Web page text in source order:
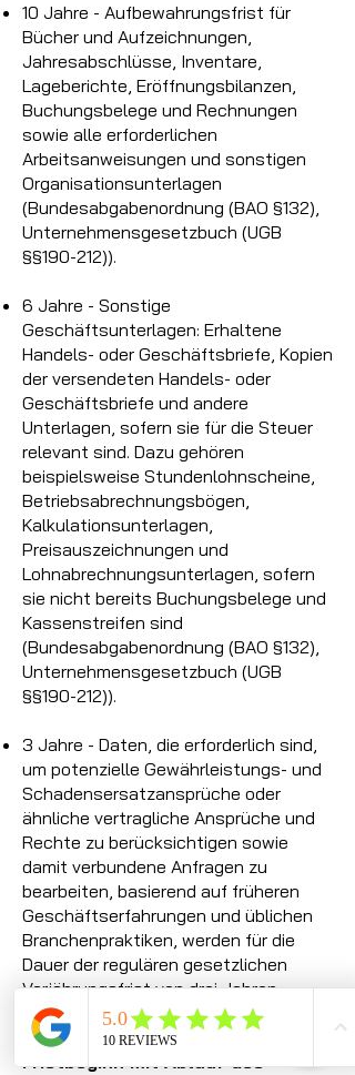
10 Jahre - Aufbewahrungsfrist für
Bücher und Aufzeichnungen,
Jahresabschlüsse, Inventare,
Lageberichte, Eröffnungsbilanzen,
Buchungsbelege und Rechnungen
sowie alle erforderlichen
Arbeitsanweisungen und sonstigen
Organisationsunterlagen
(Bundesabgabenordnung (BAO §132),
Unternehmensgesetzbuch (UGB
§§190-212)).
6 Jahre - Sonstige
Geschäftsunterlagen: Erhaltene
Handels- oder Geschäftsbriefe, Kopien
der versendeten Handels- oder
Geschäftsbriefe und andere
Unterlagen, sofern sie für die Steuer
relevant sind. Dazu gehören
beispielsweise Stundenlohnscheine,
Betriebsabrechnungsbögen,
Kalkulationsunterlagen,
Preisauszeichnungen und
Lohnabrechnungsunterlagen, sofern
sie nicht bereits Buchungsbelege und
Kassenstreifen sind
(Bundesabgabenordnung (BAO §132),
Unternehmensgesetzbuch (UGB
§§190-212)).
3 Jahre - Daten, die erforderlich sind,
um potenzielle Gewährleistungs- und
Schadensersatzansprüche oder
ähnliche vertragliche Ansprüche und
Rechte zu berücksichtigen sowie
damit verbundene Anfragen zu
bearbeiten, basierend auf früheren
Geschäftserfahrungen und üblichen
Branchenpraktiken, werden für die
Dauer der regulären gesetzlichen
Verjährungsfrist von drei Jahren
gespeichert (§§ 1478, 1480 ABGB).
Fristbeginn mit Ablauf des